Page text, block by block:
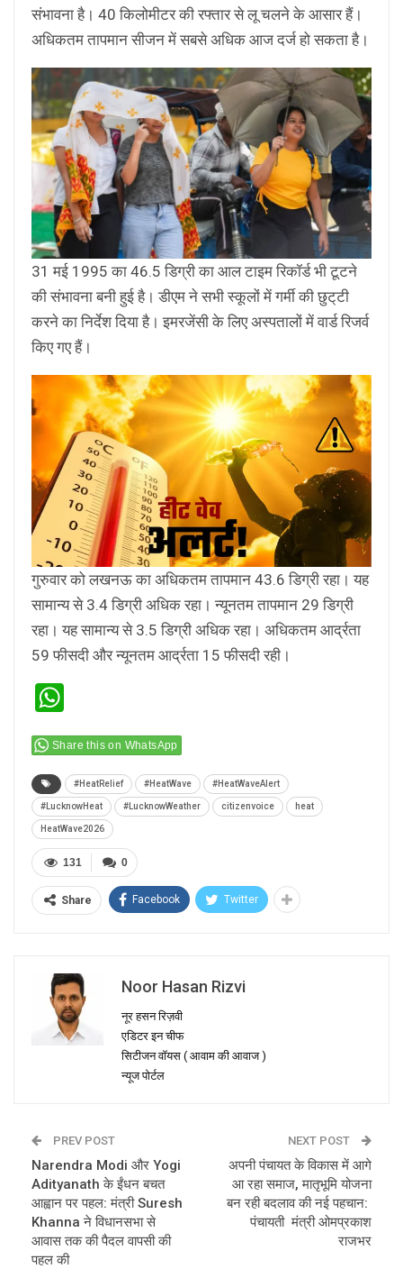
संभावना है। 40 किलोमीटर की रफ्तार से लू चलने के आसार हैं।
अधिकतम तापमान सीजन में सबसे अधिक आज दर्ज हो सकता है।
31 मई 1995 का 46.5 डिग्री का आल टाइम रिकॉर्ड भी टूटने
की संभावना बनी हुई है। डीएम ने सभी स्कूलों में गर्मी की छुट्‌टी
करने का निर्देश दिया है। इमरजेंसी के लिए अस्पतालों में वार्ड रिजर्व
किए गए हैं।
गुरुवार को लखनऊ का अधिकतम तापमान 43.6 डिग्री रहा। यह
सामान्य से 3.4 डिग्री अधिक रहा। न्यूनतम तापमान 29 डिग्री
रहा। यह सामान्य से 3.5 डिग्री अधिक रहा। अधिकतम आर्द्रता
59 फीसदी और न्यूनतम आर्द्रता 15 फीसदी रही।
Share this on WhatsApp
#HeatRelief #HeatWave #HeatWaveAlert
#LucknowHeat #LucknowWeather citizenvoice heat
HeatWave2026
0
131
Share Facebook Twitter
Noor Hasan Rizvi
नूर हसन रिज़वी
एडिटर इन चीफ
सिटीजन वॉयस ( आवाम की आवाज )
न्यूज पोर्टल
PREV POST
Narendra Modi और Yogi
Adityanath के ईंधन बचत
आह्वान पर पहल: मंत्री Suresh
Khanna ने विधानसभा से
आवास तक की पैदल वापसी की
पहल की
NEXT POST
अपनी पंचायत के विकास में आगे
आ रहा समाज, मातृभूमि योजना
बन रही बदलाव की नई पहचान:
पंचायती मंत्री ओमप्रकाश
राजभर